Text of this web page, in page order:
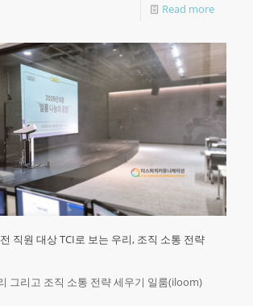
Read more
직원 대상 TCI로 보는 우리, 조직 소통 전략
그리고 조직 소통 전략 세우기 일룸(iloom)